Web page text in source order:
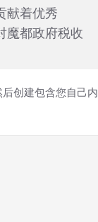
献着优秀
魔都政府税收
后创建包含您自己内